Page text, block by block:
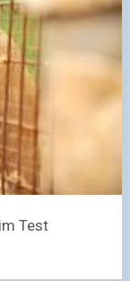
Test